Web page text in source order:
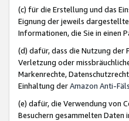
(c) für die Erstellung und das
Eignung der jeweils
Informationen, die Sie in einen
(d) dafür, dass die Nutzung der
Verletzung oder
Markenrechte,
Einhaltung derAmazon Anti-
(e) dafür, die Verwendung von
Besuchern gesammelten